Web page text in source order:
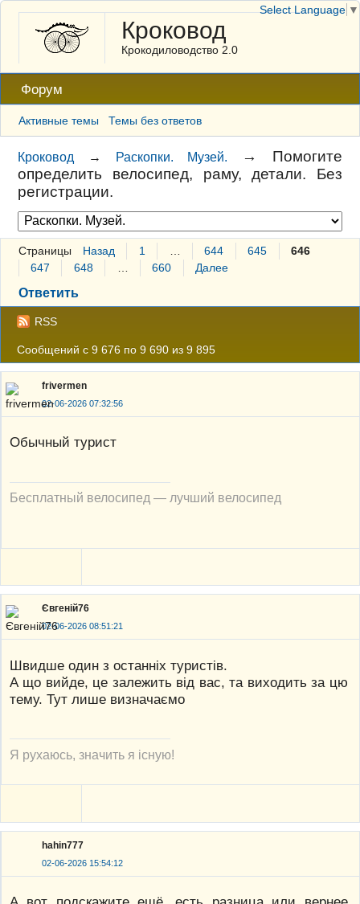
Кроковод
Крокодиловодство 2.0
Форум
Активные темы Темы без ответов
Кроковод → Раскопки. Музей. → Помогите
определить велосипед, раму, детали. Без
регистрации.
Страницы Назад 1 644 645
646
647
648 660 Далее
Ответить
RSS
Сообщений с 9 676 по 9 690 из 9 895
frivermen
02-06-2026 07:32:56
Обычный турист
Бесплатный велосипед — лучший велосипед
Євгеній76
02-06-2026 08:51:21
Швидше один з останніх туристів.
А що вийде, це залежить від вас, та виходить за цю
тему. Тут лише визначаємо
Я рухаюсь, значить я існую!
hahin777
02-06-2026 15:54:12
Select Language ▼